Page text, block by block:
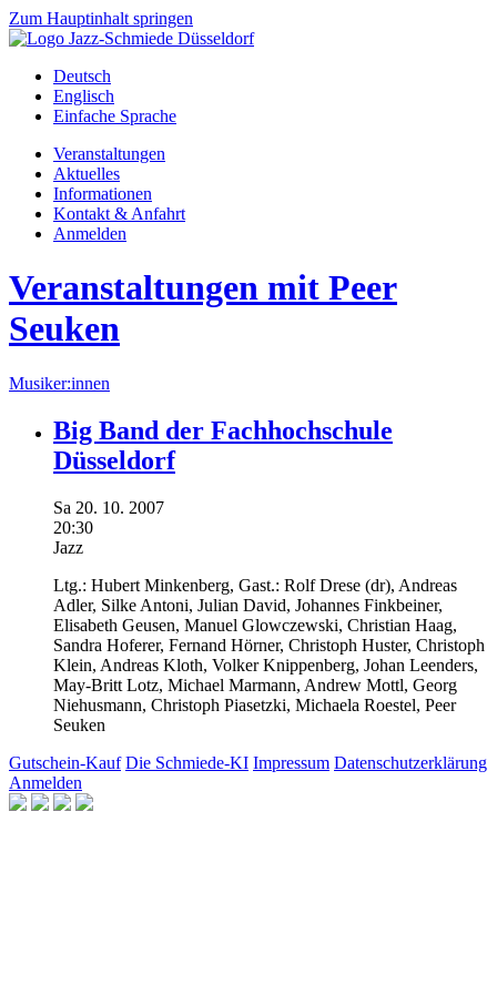
Zum Hauptinhalt springen
Deutsch
Englisch
Einfache Sprache
Veranstaltungen
Aktuelles
Informationen
Kontakt & Anfahrt
Anmelden
Veranstaltungen mit Peer
Seuken
Musiker:innen
Big Band der Fachhochschule
Düsseldorf
Sa 20. 10. 2007
20:30
Jazz
Ltg.: Hubert Minkenberg, Gast.: Rolf Drese (dr), Andreas
Adler, Silke Antoni, Julian David, Johannes Finkbeiner,
Elisabeth Geusen, Manuel Glowczewski, Christian Haag,
Sandra Hoferer, Fernand Hörner, Christoph Huster, Christoph
Klein, Andreas Kloth, Volker Knippenberg, Johan Leenders,
May-Britt Lotz, Michael Marmann, Andrew Mottl, Georg
Niehusmann, Christoph Piasetzki, Michaela Roestel, Peer
Seuken
Gutschein-Kauf Die Schmiede-KI Impressum Datenschutzerklärung
Anmelden